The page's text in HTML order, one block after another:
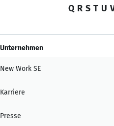
Q R S T U
Unternehmen
New Work SE
Karriere
Presse